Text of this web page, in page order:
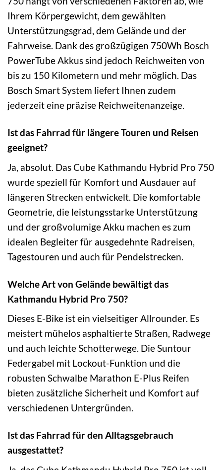
Ihrem Körpergewicht, dem gewählten
Unterstützungsgrad, dem Gelände und der
Fahrweise. Dank des großzügigen 750Wh Bosch
PowerTube Akkus sind jedoch Reichweiten von
bis zu 150 Kilometern und mehr möglich. Das
Bosch Smart System liefert Ihnen zudem
jederzeit eine präzise Reichweitenanzeige.
Ist das Fahrrad für längere Touren und Reisen
geeignet?
Ja, absolut. Das Cube Kathmandu Hybrid Pro 750
wurde speziell für Komfort und Ausdauer auf
längeren Strecken entwickelt. Die komfortable
Geometrie, die leistungsstarke Unterstützung
und der großvolumige Akku machen es zum
idealen Begleiter für ausgedehnte Radreisen,
Tagestouren und auch für Pendelstrecken.
Welche Art von Gelände bewältigt das
Kathmandu Hybrid Pro 750?
Dieses E-Bike ist ein vielseitiger Allrounder. Es
meistert mühelos asphaltierte Straßen, Radwege
und auch leichte Schotterwege. Die Suntour
Federgabel mit Lockout-Funktion und die
robusten Schwalbe Marathon E-Plus Reifen
bieten zusätzliche Sicherheit und Komfort auf
verschiedenen Untergründen.
Ist das Fahrrad für den Alltagsgebrauch
ausgestattet?